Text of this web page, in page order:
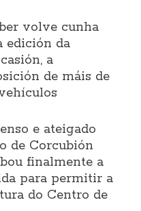
volve cunha
edición da
a
de máis de
e ateigado
de Corcubión
finalmente a
para permitir a
do Centro de